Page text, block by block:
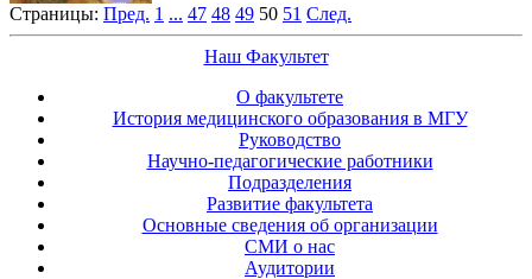
Страницы: Пред. 1 ... 47 48 49 50 51 След.
Наш Факультет
О факультете
История медицинского образования в МГУ
Руководство
Научно-педагогические работники
Подразделения
Развитие факультета
Основные сведения об организации
СМИ о нас
Аудитории